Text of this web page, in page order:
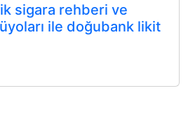
sigara rehberi ve
ile doğubank likit